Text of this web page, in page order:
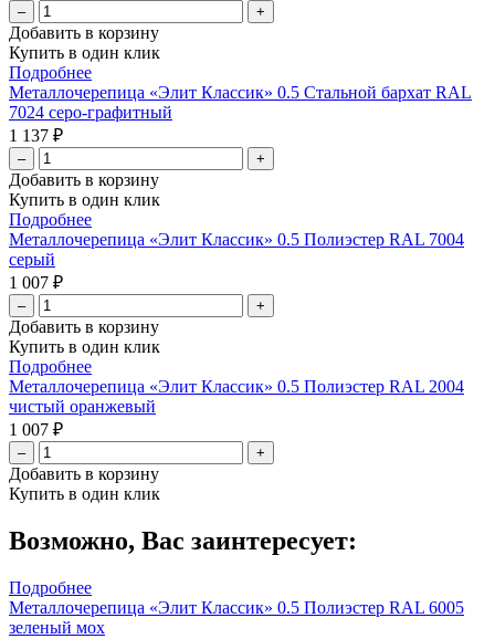
– +
Добавить в корзину
Купить в один клик
Подробнее
Металлочерепица «Элит Классик» 0.5 Стальной бархат RAL
7024 серо-графитный
1 137 ₽
– +
Добавить в корзину
Купить в один клик
Подробнее
Металлочерепица «Элит Классик» 0.5 Полиэстер RAL 7004
серый
1 007 ₽
– +
Добавить в корзину
Купить в один клик
Подробнее
Металлочерепица «Элит Классик» 0.5 Полиэстер RAL 2004
чистый оранжевый
1 007 ₽
– +
Добавить в корзину
Купить в один клик
Возможно, Вас заинтересует:
Подробнее
Металлочерепица «Элит Классик» 0.5 Полиэстер RAL 6005
зеленый мох